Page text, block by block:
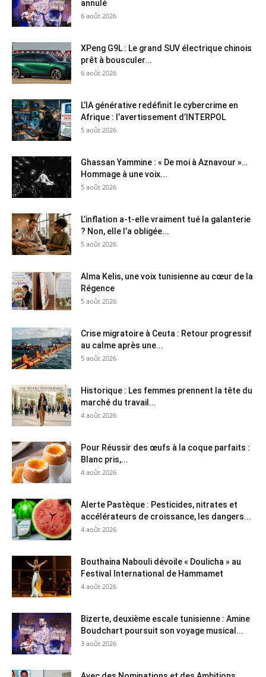
annulé
6 août 2026
XPeng G9L : Le grand SUV électrique chinois
prêt à bousculer...
6 août 2026
L’IA générative redéfinit le cybercrime en
Afrique : l’avertissement d’INTERPOL
5 août 2026
Ghassan Yammine : « De moi à Aznavour »…
Hommage à une voix...
5 août 2026
L’inflation a-t-elle vraiment tué la galanterie
? Non, elle l’a obligée...
5 août 2026
Alma Kelis, une voix tunisienne au cœur de la
Régence
5 août 2026
Crise migratoire à Ceuta : Retour progressif
au calme après une...
5 août 2026
Historique : Les femmes prennent la tête du
marché du travail...
4 août 2026
Pour Réussir des œufs à la coque parfaits :
Blanc pris,...
4 août 2026
Alerte Pastèque : Pesticides, nitrates et
accélérateurs de croissance, les dangers...
4 août 2026
Bouthaina Nabouli dévoile « Doulicha » au
Festival International de Hammamet
4 août 2026
Bizerte, deuxième escale tunisienne : Amine
Boudchart poursuit son voyage musical...
3 août 2026